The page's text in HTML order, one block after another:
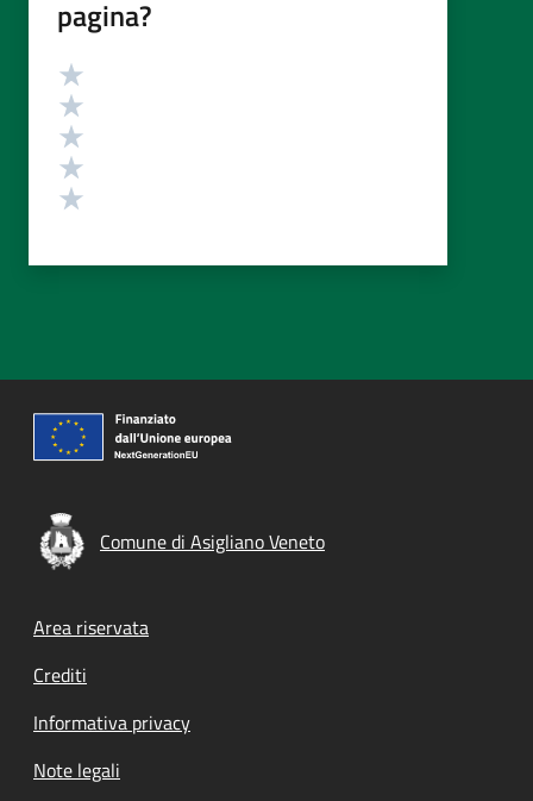
pagina?
Valutazione
Comune di Asigliano Veneto
Footer menu
Area riservata
Crediti
Informativa privacy
Note legali